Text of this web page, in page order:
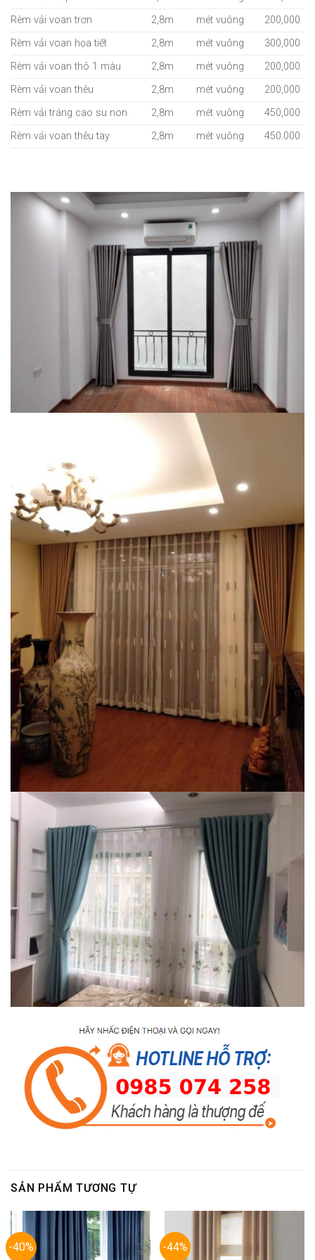
Rèm vải voan trơn
2,8m mét vuông
200,000
Rèm vải voan họa tiết
2,8m mét vuông
300,000
Rèm vải voan thô 1 màu
2,8m mét vuông
200,000
Rèm vải voan thêu
2,8m mét vuông
200,000
Rèm vải tráng cao su non
2,8m mét vuông
450,000
Rèm vải voan thêu tay
2,8m mét vuông 450.000
SẢN PHẨM TƯƠNG TỰ
-40% -44%